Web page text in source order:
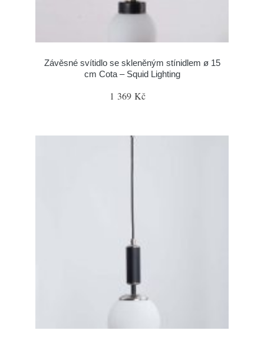
Závěsné svítidlo se skleněným stínidlem ø 15
cm Cota – Squid Lighting
1 369 Kč